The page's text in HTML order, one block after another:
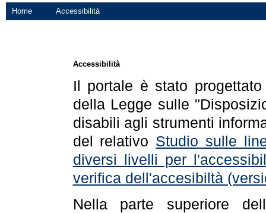
Home Accessibilità
Accessibilità
Il portale è stato
della Legge sulle
disabili agli strumenti
del relativo Studio sulle
diversi livelli per
verifica dell'accesibiltà
Nella parte superiore